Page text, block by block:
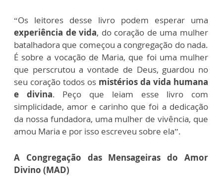
“Os leitores desse livro podem esperar uma
experiência de vida, do coração de uma mulher
batalhadora que começou a congregação do nada.
É sobre a vocação de Maria, que foi uma mulher
que perscrutou a vontade de Deus, guardou no
seu coração todos os mistérios da vida humana
e divina. Peço que leiam esse livro com
simplicidade, amor e carinho que foi a dedicação
da nossa fundadora, uma mulher de vivência, que
amou Maria e por isso escreveu sobre ela”.
A Congregação das Mensageiras do Amor
Divino (MAD)